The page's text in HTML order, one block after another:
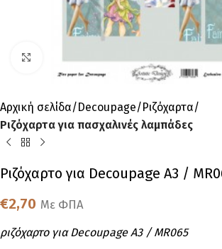
Αρχική σελίδα Decoupage Ριζόχαρτα
Ριζόχαρτα για πασχαλινές λαμπάδες
Ριζόχαρτο για Decoupage A3 /
€2,70 Με ΦΠΑ
ριζόχαρτο για Decoupage A3 / MR065